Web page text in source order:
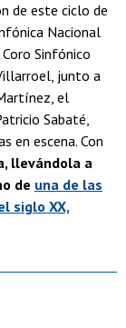
de este ciclo de
Nacional
Sinfónico
junto a
el
Sabaté,
en escena. Con
llevándola a
de una de las
siglo XX,